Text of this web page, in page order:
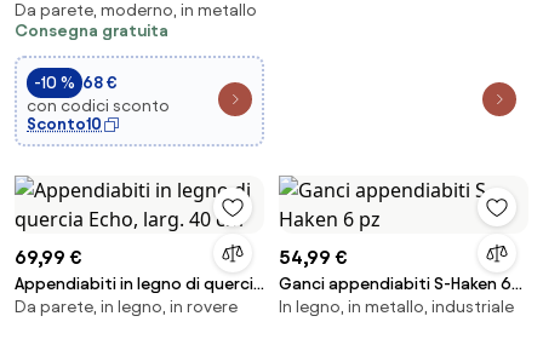
con note musicali musica nero
Da parete, moderno, in metallo
Consegna gratuita
-10 % 68 €
con codici sconto
Sconto10
69,99 €
Appendiabiti in legno di quercia
Echo, larg. 40 cm
Da parete, in legno, in rovere
54,99 €
Ganci appendiabiti S-Haken 6
pz
In legno, in metallo, industriale